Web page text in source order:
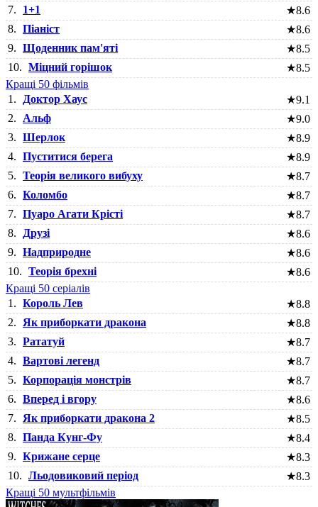
7.
1+1 ★8.6
8. Піаніст ★8.6
9. Щоденник пам'яті ★8.5
10. Міцний горішок ★8.5
Кращі 50 фільмів
1.
Доктор Хаус ★9.1
2.
Альф ★9.0
3. Шерлок ★8.9
4. Пуститися берега ★8.9
5. Теорія великого вибуху ★8.7
6. Коломбо ★8.7
7. Пуаро Агати Крісті ★8.7
8.
Друзі ★8.6
9. Надприродне ★8.6
10. Теорія брехні ★8.6
Кращі 50 серіалів
1. Король Лев ★8.8
2.
Як приборкати дракона ★8.8
3. Рататуй ★8.7
4. Вартові легенд ★8.7
5. Корпорація монстрів ★8.7
6. Вперед і вгору ★8.6
7.
Як приборкати дракона 2 ★8.5
8. Панда Кунг-Фу ★8.4
9. Крижане серце ★8.3
10. Льодовиковий період ★8.3
Кращі 50 мультфільмів